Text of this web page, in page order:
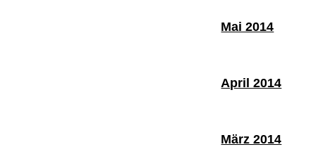
Mai 2014
April 2014
März 2014